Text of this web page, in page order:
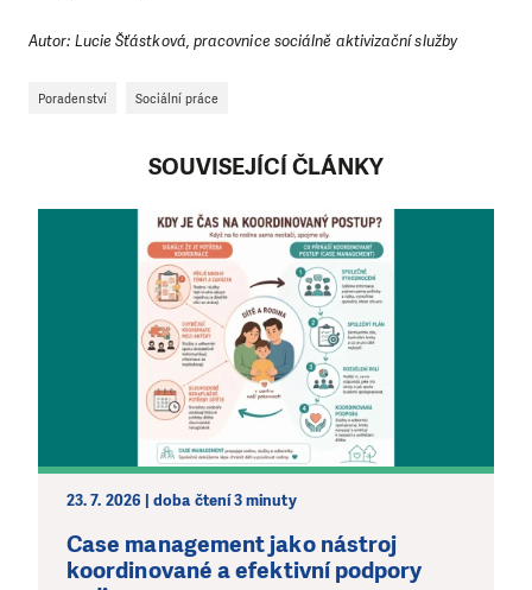
Autor: Lucie Šťástková, pracovnice sociálně aktivizační služby
Poradenství Sociální práce
SOUVISEJÍCÍ ČLÁNKY
23. 7. 2026 | doba čtení 3 minuty
Case management jako nástroj
koordinované a efektivní podpory